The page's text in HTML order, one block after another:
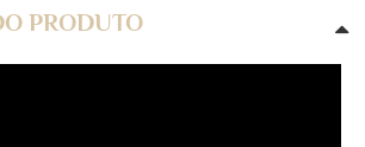
PRODUTO